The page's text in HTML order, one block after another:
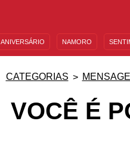
ANIVERSÁRIO NAMORO
CATEGORIAS
VOCÊ É